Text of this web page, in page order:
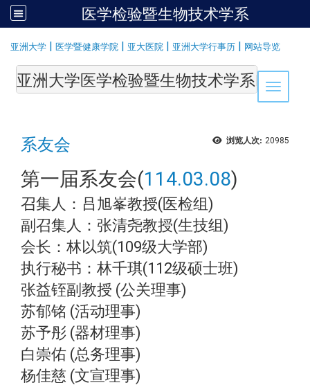
医学检验暨生物技术学系
亚洲大学 | 医学暨健康学院 | 亚大医院 | 亚洲大学行事历 | 网站导览
Toggle
亚洲大学医学检验暨生物技术学系
浏览人次: 20985
系友会
第一届系友会(114.03.08)
召集人：吕旭峯教授(医检组)
副召集人：张清尧教授(生技组)
会长：林以筑(109级大学部)
执行秘书：林千琪(112级硕士班)
张益铚副教授 (公关理事)
苏郁铭 (活动理事)
苏予彤 (器材理事)
白崇佑 (总务理事)
杨佳慈 (文宣理事)